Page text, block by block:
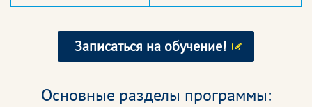
Записаться на обучение!
Основные разделы программы: